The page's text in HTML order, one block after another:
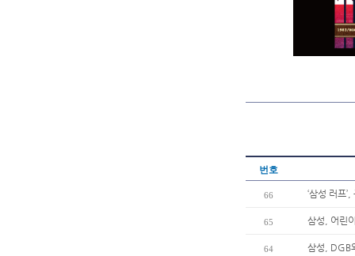
번호
66 ‘삼성 러프
65 삼성, 어린
64 삼성, DGB